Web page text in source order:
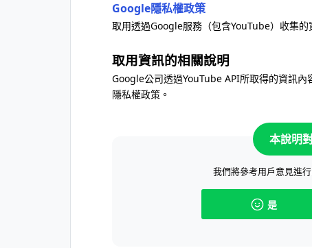
Google隱私權政策
取用透過Google服務（包含YouTube）收集的
取用資訊的相關說明
Google公司透過YouTube API所取得的資訊
隱私權政策。
本說明
我們將參考用戶意見進
是